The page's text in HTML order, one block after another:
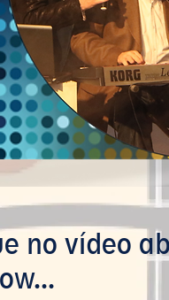
Contratação de
no vídeo